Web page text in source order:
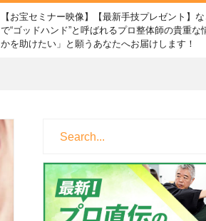
【お宝セミナー映像】【最新手技プレゼント】
で“ゴッドハンド”と呼ばれるプロ整体師の貴重な
かを助けたい」と願うあなたへお届けします！